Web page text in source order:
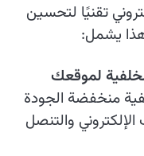
تقنيًا لتحسين
يشمل:
لموقعك
منخفضة الجودة
والتنصل